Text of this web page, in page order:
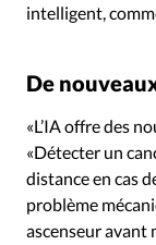
intelligent,
De
«L’IA offre des
«Détecter un
distance en cas
problème
ascenseur avant